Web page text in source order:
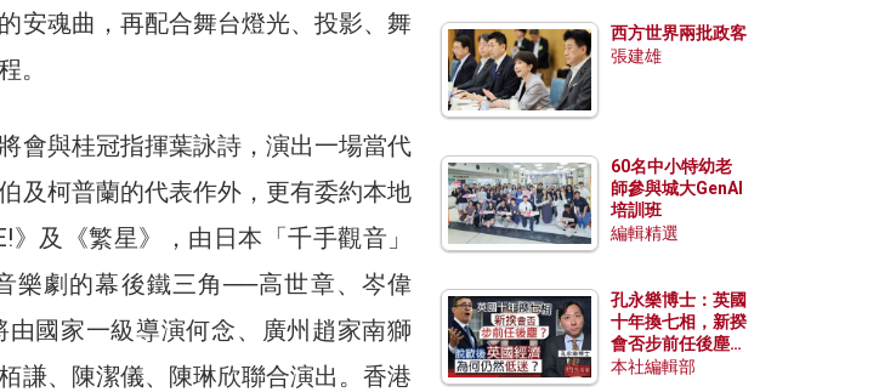
安魂曲，再配合舞台燈光、投影、舞
。
會與桂冠指揮葉詠詩，演出一場當代
及柯普蘭的代表作外，更有委約本地
及《繁星》，由日本「千手觀音」
樂劇的幕後鐵三角──高世章、岑偉
國家一級導演何念、廣州趙家南獅
謙、陳潔儀、陳琳欣聯合演出。香港
西方世界兩批政客
張建雄
60名中小特幼老
師參與城大GenAI
培訓班
編輯精選
孔永樂博士：英國
十年換七相，新揆
會否步前任後塵？
脫歐後英國經濟為
本社編輯部